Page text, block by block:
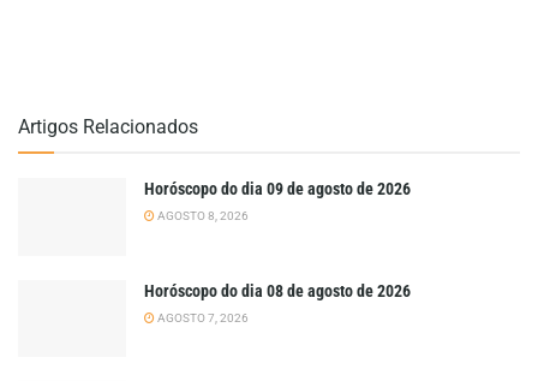
Artigos Relacionados
Horóscopo do dia 09 de agosto de 2026
AGOSTO 8, 2026
Horóscopo do dia 08 de agosto de 2026
AGOSTO 7, 2026